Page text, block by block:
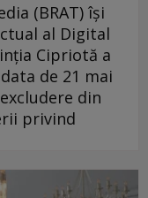
(BRAT) își
al Digital
Cipriotă a
de 21 mai
din
privind